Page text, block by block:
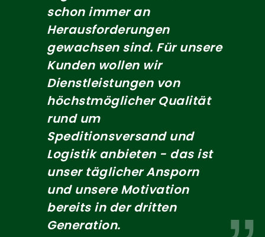
schon immer an
Herausforderungen
gewachsen sind. Für unsere
Kunden wollen wir
Dienstleistungen von
höchstmöglicher Qualität
rund um
Speditionsversand und
Logistik anbieten - das ist
unser täglicher Ansporn
und unsere Motivation
bereits in der dritten
Generation.